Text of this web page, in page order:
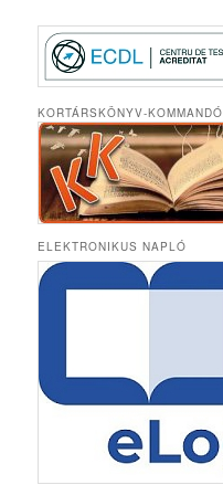
KORTÁRSKÖNYV-KOMMANDÓ
ELEKTRONIKUS NAPLÓ